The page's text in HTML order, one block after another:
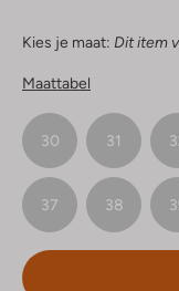
Kies je maat: Dit item
Maattabel
30 31
37 38